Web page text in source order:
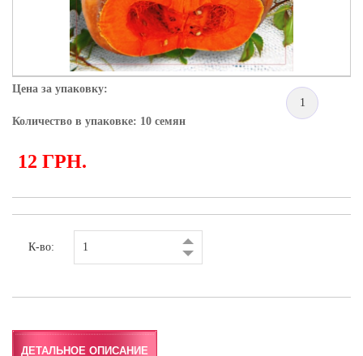
Цена за упаковку:
Количество в упаковке: 10 семян
1
12 ГРН.
К-во:
ДЕТАЛЬНОЕ ОПИСАНИЕ